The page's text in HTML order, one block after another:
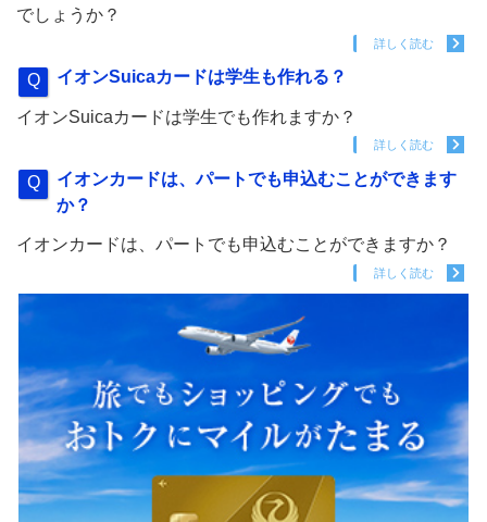
でしょうか？
詳しく読む
イオンSuicaカードは学生も作れる？
イオンSuicaカードは学生でも作れますか？
詳しく読む
イオンカードは、パートでも申込むことができます
か？
イオンカードは、パートでも申込むことができますか？
詳しく読む